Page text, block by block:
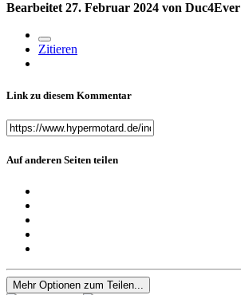
Bearbeitet27. Februar 2024 von Duc4Ever
Zitieren
Link zu diesem Kommentar
Auf anderen Seiten teilen
Mehr Optionen zum Teilen...